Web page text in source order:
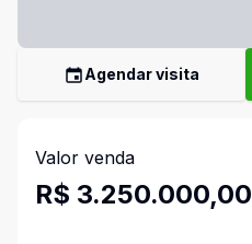
Agendar visita
Valor venda
R$ 3.250.000,00